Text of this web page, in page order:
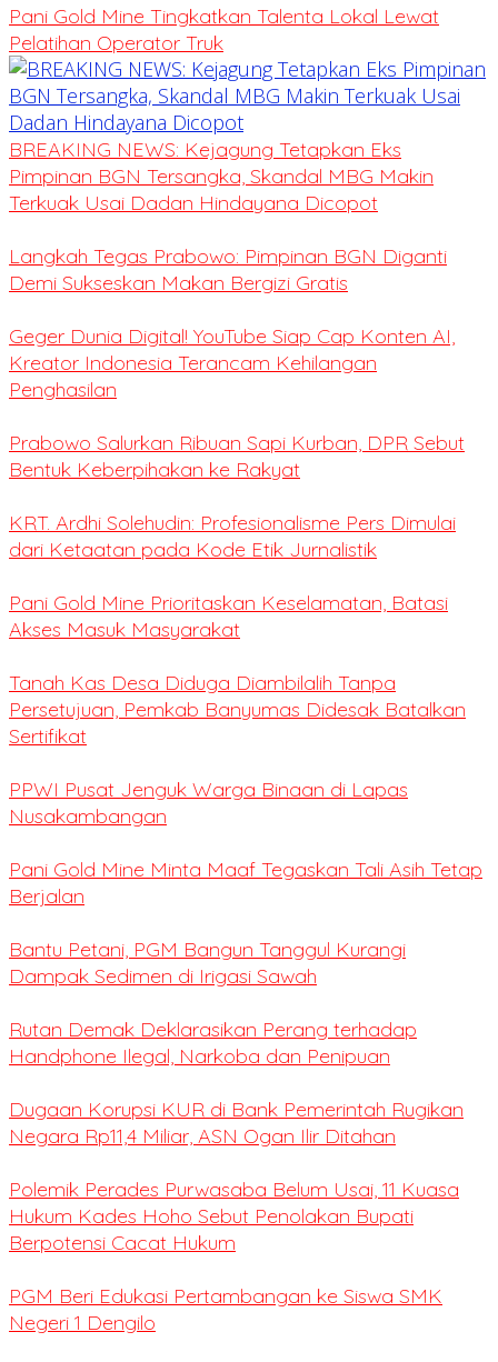
Pani Gold Mine Tingkatkan Talenta Lokal Lewat
Pelatihan Operator Truk
BREAKING NEWS: Kejagung Tetapkan Eks
Pimpinan BGN Tersangka, Skandal MBG Makin
Terkuak Usai Dadan Hindayana Dicopot
Langkah Tegas Prabowo: Pimpinan BGN Diganti
Demi Sukseskan Makan Bergizi Gratis
Geger Dunia Digital! YouTube Siap Cap Konten AI,
Kreator Indonesia Terancam Kehilangan
Penghasilan
Prabowo Salurkan Ribuan Sapi Kurban, DPR Sebut
Bentuk Keberpihakan ke Rakyat
KRT. Ardhi Solehudin: Profesionalisme Pers Dimulai
dari Ketaatan pada Kode Etik Jurnalistik
Pani Gold Mine Prioritaskan Keselamatan, Batasi
Akses Masuk Masyarakat
Tanah Kas Desa Diduga Diambilalih Tanpa
Persetujuan, Pemkab Banyumas Didesak Batalkan
Sertifikat
PPWI Pusat Jenguk Warga Binaan di Lapas
Nusakambangan
Pani Gold Mine Minta Maaf Tegaskan Tali Asih Tetap
Berjalan
Bantu Petani, PGM Bangun Tanggul Kurangi
Dampak Sedimen di Irigasi Sawah
Rutan Demak Deklarasikan Perang terhadap
Handphone Ilegal, Narkoba dan Penipuan
Dugaan Korupsi KUR di Bank Pemerintah Rugikan
Negara Rp11,4 Miliar, ASN Ogan Ilir Ditahan
Polemik Perades Purwasaba Belum Usai, 11 Kuasa
Hukum Kades Hoho Sebut Penolakan Bupati
Berpotensi Cacat Hukum
PGM Beri Edukasi Pertambangan ke Siswa SMK
Negeri 1 Dengilo